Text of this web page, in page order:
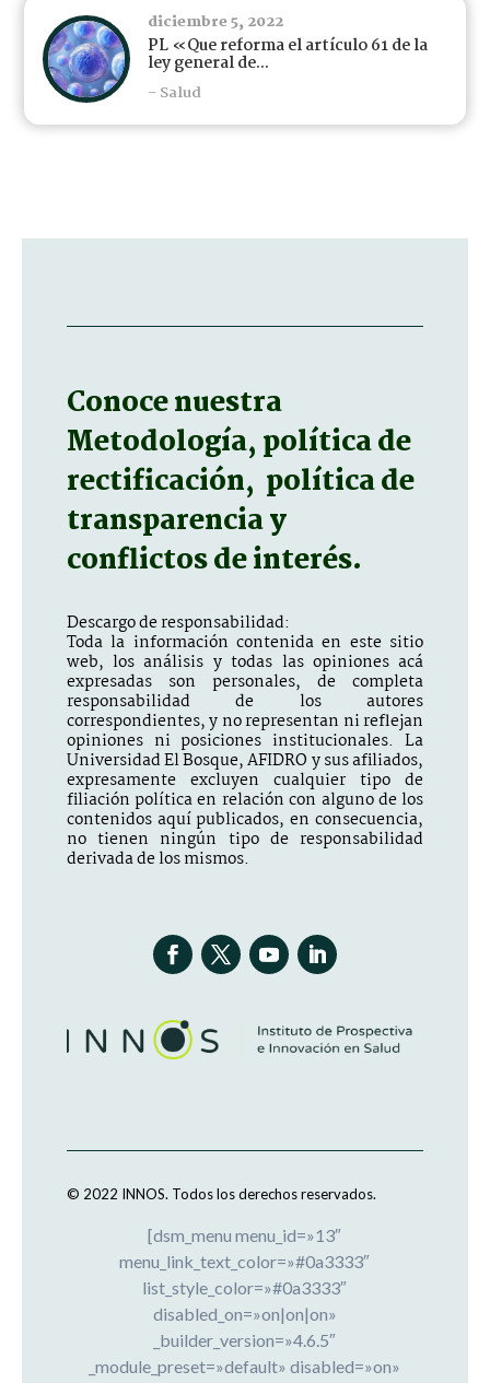
diciembre 5, 2022
PL «Que reforma el artículo 61 de la
ley general de...
- Salud
Conoce nuestra
Metodología, política de
rectificación, política de
transparencia y
conflictos de interés.
Descargo de responsabilidad:
Toda la información contenida en este sitio
web, los análisis y todas las opiniones acá
expresadas son personales, de completa
responsabilidad de los autores
correspondientes, y no representan ni reflejan
opiniones ni posiciones institucionales. La
Universidad El Bosque, AFIDRO y sus afiliados,
expresamente excluyen cualquier tipo de
filiación política en relación con alguno de los
contenidos aquí publicados, en consecuencia,
no tienen ningún tipo de responsabilidad
derivada de los mismos.
© 2022 INNOS. Todos los derechos reservados.
[dsm_menu menu_id=»13″
menu_link_text_color=»#0a3333″
list_style_color=»#0a3333″
disabled_on=»on|on|on»
_builder_version=»4.6.5″
_module_preset=»default» disabled=»on»